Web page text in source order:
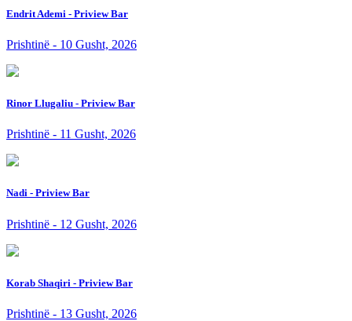
Endrit Ademi - Priview Bar
Prishtinë - 10 Gusht, 2026
Rinor Llugaliu - Priview Bar
Prishtinë - 11 Gusht, 2026
Nadi - Priview Bar
Prishtinë - 12 Gusht, 2026
Korab Shaqiri - Priview Bar
Prishtinë - 13 Gusht, 2026